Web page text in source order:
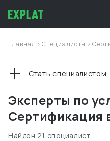
Главная >Специалисты >
Эксперты по
Сертификация
Стать специалистом
Найден 21 специалист